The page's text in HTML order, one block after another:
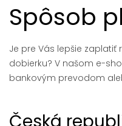
Spôsob
Je pre Vás lepšie
dobierku? V našom e-
bankovým prevodom